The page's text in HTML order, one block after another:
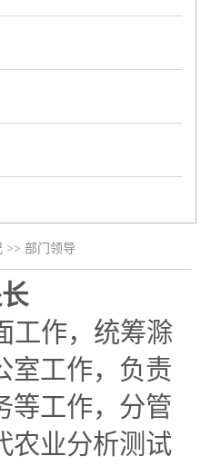
>> 部门领导
作， 统筹滁
工作， 负责
等工作，分管
农业分析测试